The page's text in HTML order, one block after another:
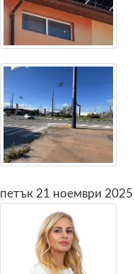
петък 21 ноември 2025